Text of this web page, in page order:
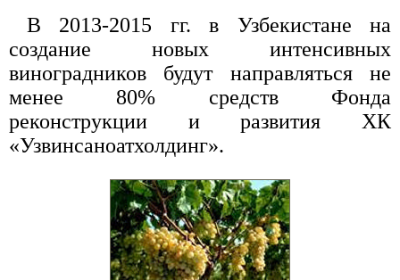
В 2013-2015 гг. в Узбекистане на
создание новых интенсивных
виноградников будут направляться не
менее 80% средств Фонда
реконструкции и развития ХК
«Узвинсаноатхолдинг».